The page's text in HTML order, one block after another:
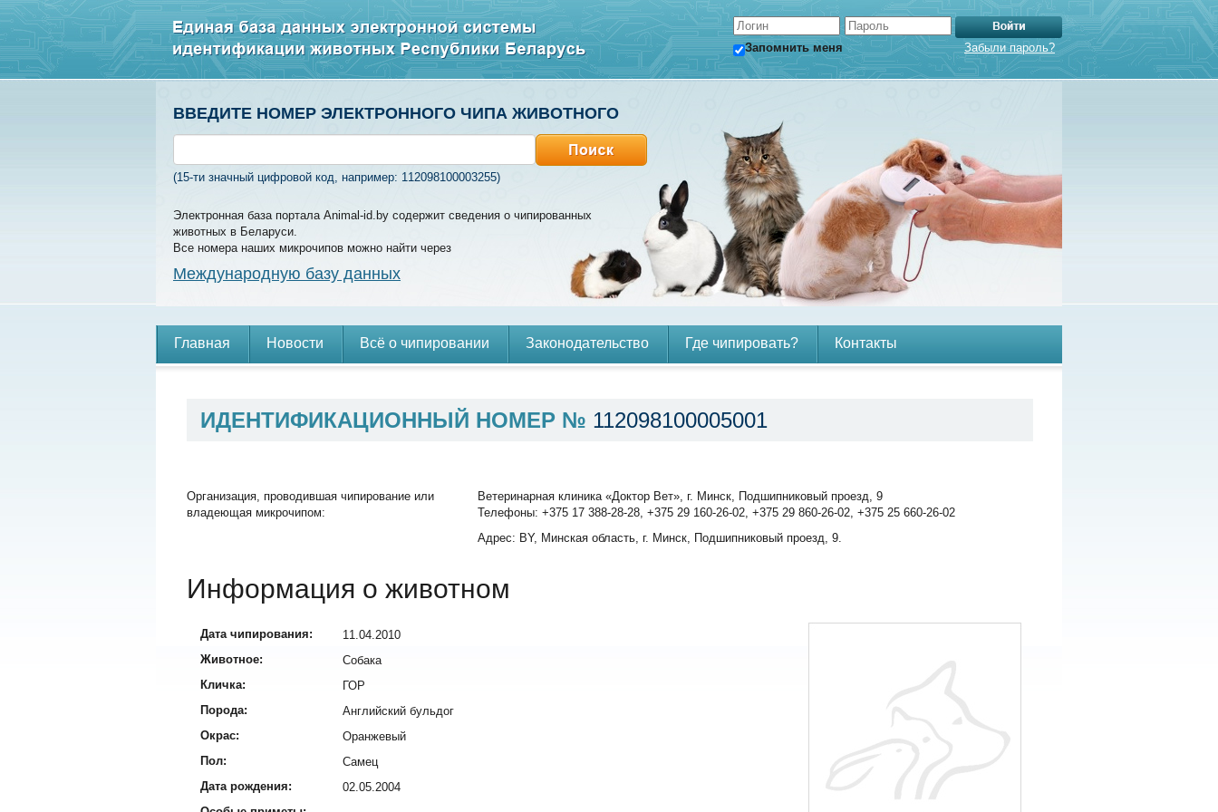
Запомнить меня Забыли пароль?
ВВЕДИТЕ НОМЕР ЭЛЕКТРОННОГО ЧИПА ЖИВОТНОГО
(15-ти значный цифровой код, например: 112098100003255)
Электронная база портала Animal-id.by содержит сведения о чипированных
животных в Беларуси.
Все номера наших микрочипов можно найти через
Международную базу данных
Главная Новости Всё о чипировании Законодательство Где чипировать? Контакты
ИДЕНТИФИКАЦИОННЫЙ НОМЕР № 112098100005001
Организация, проводившая чипирование или
владеющая микрочипом:
Ветеринарная клиника «Доктор Вет», г. Минск, Подшипниковый проезд, 9
Телефоны: +375 17 388-28-28, +375 29 160-26-02, +375 29 860-26-02, +375 25 660-26-02
Адрес: BY, Минская область, г. Минск, Подшипниковый проезд, 9.
Информация о животном
Дата чипирования:
11.04.2010
Животное:
Собака
Кличка:
ГОР
Порода:
Английский бульдог
Окрас:
Оранжевый
Пол:
Самец
Дата рождения:
02.05.2004